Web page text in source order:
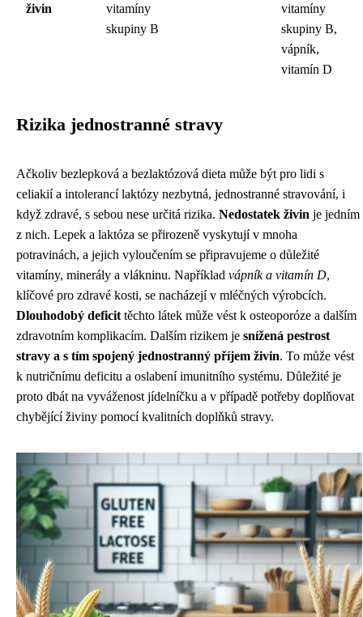
živin
vitamíny
skupiny B
vitamíny
skupiny B,
vápník,
vitamín D
Rizika jednostranné stravy
Ačkoliv bezlepková a bezlaktózová dieta může být pro lidi s
celiakií a intolerancí laktózy nezbytná, jednostranné stravování, i
když zdravé, s sebou nese určitá rizika. Nedostatek živin je jedním
z nich. Lepek a laktóza se přirozeně vyskytují v mnoha
potravinách, a jejich vyloučením se připravujeme o důležité
vitamíny, minerály a vlákninu. Například vápník a vitamín D,
klíčové pro zdravé kosti, se nacházejí v mléčných výrobcích.
Dlouhodobý deficit těchto látek může vést k osteoporóze a dalším
zdravotním komplikacím. Dalším rizikem je snížená pestrost
stravy a s tím spojený jednostranný příjem živin. To může vést
k nutričnímu deficitu a oslabení imunitního systému. Důležité je
proto dbát na vyváženost jídelníčku a v případě potřeby doplňovat
chybějící živiny pomocí kvalitních doplňků stravy.